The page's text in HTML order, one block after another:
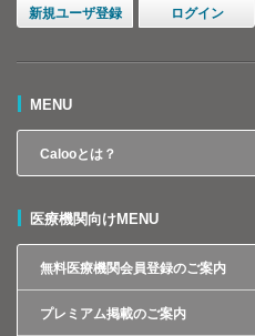
新規ユーザ登録 ログイン
MENU
Calooとは？
医療機関向けMENU
無料医療機関会員登録のご案内
プレミアム掲載のご案内